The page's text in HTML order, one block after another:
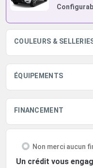
COULEURS &
ÉQUIPEMENTS
FINANCEMENT
Non merci aucun
Un crédit vous